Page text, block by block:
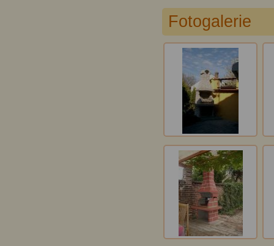
Fotogalerie